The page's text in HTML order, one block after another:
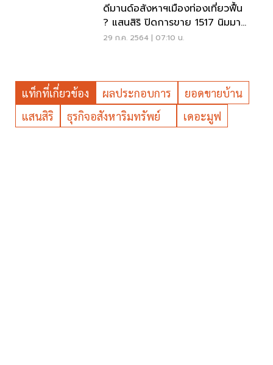
ดีมานด์อสังหาฯเมืองท่องเที่ยวฟื้น
? แสนสิริ ปิดการขาย 1517 นิมมาน
3 สัปดาห์
29 ก.ค. 2564 | 07:10 น.
แท็กที่เกี่ยวข้อง ผลประกอบการ
ยอดขายบ้าน
แสนสิริ
ธุรกิจอสังหาริมทรัพย์ เดอะมูฟ